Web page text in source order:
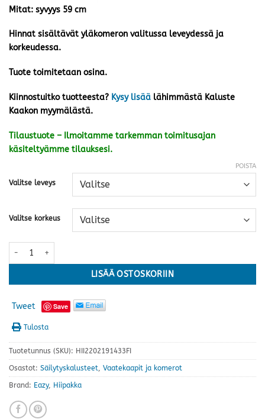
Mitat: syvyys 59 cm
Hinnat sisältävät yläkomeron valitussa leveydessä ja
korkeudessa.
Tuote toimitetaan osina.
Kiinnostuitko tuotteesta? Kysy lisää lähimmästä Kaluste
Kaakon myymälästä.
Tilaustuote – Ilmoitamme tarkemman toimitusajan
käsiteltyämme tilauksesi.
Valitse leveys
Valitse korkeus
POISTA
Eazy yläkomero · useita kokoja määrä
LISÄÄ OSTOSKORIIN
Tweet Save
Tulosta
Tuotetunnus (SKU): HII2202191433FI
Osastot: Säilytyskalusteet, Vaatekaapit ja komerot
Brand: Eazy, Hiipakka